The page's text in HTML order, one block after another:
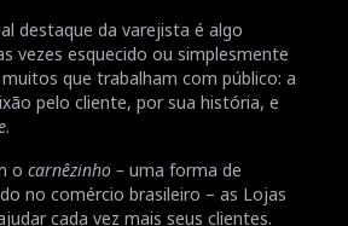
destaque da varejista é algo
vezes esquecido ou simplesmente
que trabalham com público: a
pelo cliente, por sua história, e
.
o carnêzinho – uma forma de
no comércio brasileiro – as Lojas
cada vez mais seus clientes.